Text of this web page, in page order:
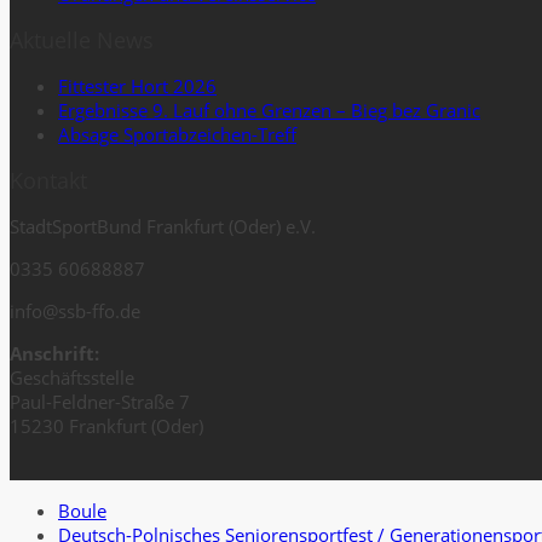
Fittester Hort 2026
Ergebnisse 9. Lauf ohne Grenzen – Bieg bez Granic
Absage Sportabzeichen-Treff
StadtSportBund Frankfurt (Oder) e.V.
0335 60688887
info@ssb-ffo.de
Anschrift:
Geschäftsstelle
Paul-Feldner-Straße 7
15230 Frankfurt (Oder)
Boule
Deutsch-Polnisches Seniorensportfest /